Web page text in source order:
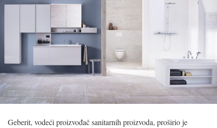
Geberit, vodeći proizvođač sanitarnih proizvoda, proširio je